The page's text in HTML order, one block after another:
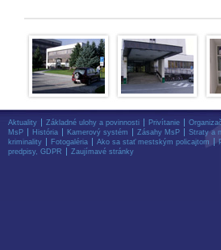
Aktuality Základné ulohy a povinnosti Privítanie
MsP
História Kamerový systém Zásahy MsP Straty a
kriminality
Fotogaléria Ako sa stať mestským policajtom
predpisy, GDPR
Zaujímavé stránky